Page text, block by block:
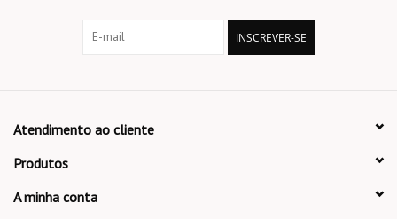
INSCREVER-SE
Atendimento ao cliente
Produtos
A minha conta